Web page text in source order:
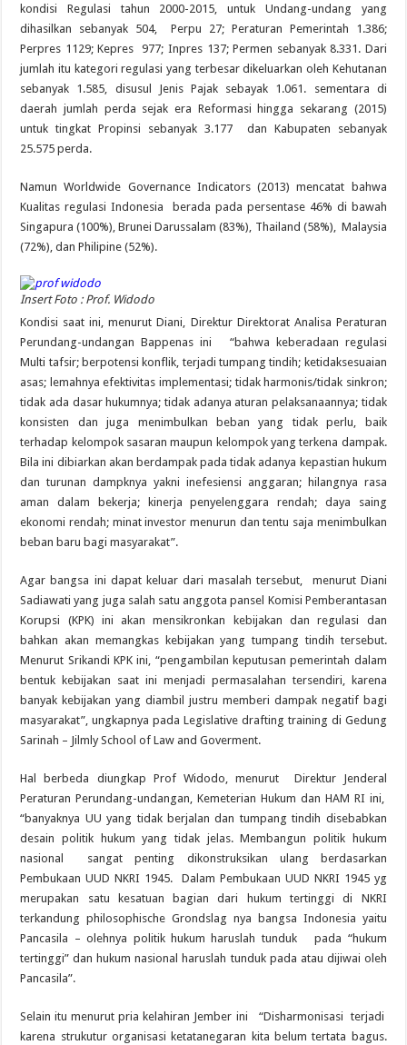
kondisi Regulasi tahun 2000-2015, untuk Undang-undang yang
dihasilkan sebanyak 504, Perpu 27; Peraturan Pemerintah 1.386;
Perpres 1129; Kepres 977; Inpres 137; Permen sebanyak 8.331. Dari
jumlah itu kategori regulasi yang terbesar dikeluarkan oleh Kehutanan
sebanyak 1.585, disusul Jenis Pajak sebayak 1.061. sementara di
daerah jumlah perda sejak era Reformasi hingga sekarang (2015)
untuk tingkat Propinsi sebanyak 3.177 dan Kabupaten sebanyak
25.575 perda.
Namun Worldwide Governance Indicators (2013) mencatat bahwa
Kualitas regulasi Indonesia berada pada persentase 46% di bawah
Singapura (100%), Brunei Darussalam (83%), Thailand (58%), Malaysia
(72%), dan Philipine (52%).
Insert Foto : Prof. Widodo
Kondisi saat ini, menurut Diani, Direktur Direktorat Analisa Peraturan
Perundang-undangan Bappenas ini “bahwa keberadaan regulasi
Multi tafsir; berpotensi konflik, terjadi tumpang tindih; ketidaksesuaian
asas; lemahnya efektivitas implementasi; tidak harmonis/tidak sinkron;
tidak ada dasar hukumnya; tidak adanya aturan pelaksanaannya; tidak
konsisten dan juga menimbulkan beban yang tidak perlu, baik
terhadap kelompok sasaran maupun kelompok yang terkena dampak.
Bila ini dibiarkan akan berdampak pada tidak adanya kepastian hukum
dan turunan dampknya yakni inefesiensi anggaran; hilangnya rasa
aman dalam bekerja; kinerja penyelenggara rendah; daya saing
ekonomi rendah; minat investor menurun dan tentu saja menimbulkan
beban baru bagi masyarakat”.
Agar bangsa ini dapat keluar dari masalah tersebut, menurut Diani
Sadiawati yang juga salah satu anggota pansel Komisi Pemberantasan
Korupsi (KPK) ini akan mensikronkan kebijakan dan regulasi dan
bahkan akan memangkas kebijakan yang tumpang tindih tersebut.
Menurut Srikandi KPK ini, “pengambilan keputusan pemerintah dalam
bentuk kebijakan saat ini menjadi permasalahan tersendiri, karena
banyak kebijakan yang diambil justru memberi dampak negatif bagi
masyarakat”, ungkapnya pada Legislative drafting training di Gedung
Sarinah – Jilmly School of Law and Goverment.
Hal berbeda diungkap Prof Widodo, menurut Direktur Jenderal
Peraturan Perundang-undangan, Kemeterian Hukum dan HAM RI ini,
“banyaknya UU yang tidak berjalan dan tumpang tindih disebabkan
desain politik hukum yang tidak jelas. Membangun politik hukum
nasional sangat penting dikonstruksikan ulang berdasarkan
Pembukaan UUD NKRI 1945. Dalam Pembukaan UUD NKRI 1945 yg
merupakan satu kesatuan bagian dari hukum tertinggi di NKRI
terkandung philosophische Grondslag nya bangsa Indonesia yaitu
Pancasila – olehnya politik hukum haruslah tunduk pada “hukum
tertinggi” dan hukum nasional haruslah tunduk pada atau dijiwai oleh
Pancasila”.
Selain itu menurut pria kelahiran Jember ini “Disharmonisasi terjadi
karena strukutur organisasi ketatanegaran kita belum tertata bagus.